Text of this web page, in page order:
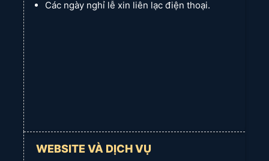
Các ngày nghỉ lễ xin liên lạc điện thoại.
WEBSITE VÀ DỊCH VỤ